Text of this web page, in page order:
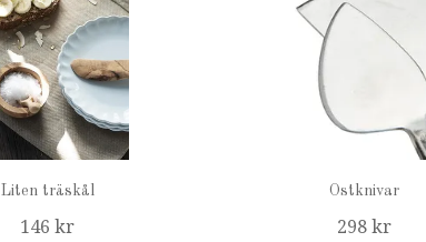
Liten träskål
146 kr
Ostknivar
298 kr